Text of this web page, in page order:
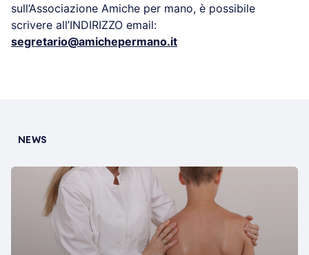
sull’Associazione Amiche per mano, è possibile
scrivere all’INDIRIZZO email:
segretario@amichepermano.it
NEWS